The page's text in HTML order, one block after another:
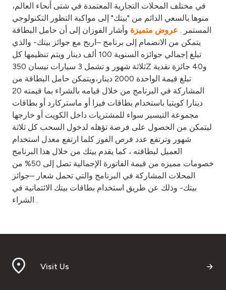
في مختلف المحلات التجارية المعتمدة في شتى أنحاء العالم،
منوها بالسعي الدائم من "بيتك" إلى مواكبة التطور التكنولوجي
المستمر . عروض متميزة وأشار الفوزان إلى أن حامل البطاقة
يتمكن من الانضمام إلى برنامج –اربح مع جوائز بيتك- والذي
تبلغ إجمالي جوائزه السنوية 100 ألف دينار ويتم تنظيمها كل
ثلاثة شهور و تشمل 3 سيارات نيسان 350Z و40 جائزة نقدية
تبلغ قيمة الواحدة 2000 دينار،ويتمكن حامل البطاقة من
المشاركة في البرنامج من خلال قيامه بالشراء بما قيمته 20
دينارا كويتيا باستخدام بطاقات فيزا أو ماستركارد أو بطاقات
مجموعة التيسير سواء للمشتريات داخل الكويت أو خارجها
ليتمكن من الحصول على فرصة تؤهله لدخول السحب كل ثلاثة
شهور وترتفع عدد فرص الفوز كلما ارتفع معدل استخدام
العميل لبطاقته ، كما يقدم بيتك من خلال هذا البرنامج
خصومات مميزه من قيمة الفاتورة الإجمالية تصل إلى 50% من
المحلات المشاركة في البرنامج والتي تحمل شعار –جوائز
بيتك- وذلك عن طريق استخدام بطاقات بيتك الائتمانية في
الشراء .
Visit Us